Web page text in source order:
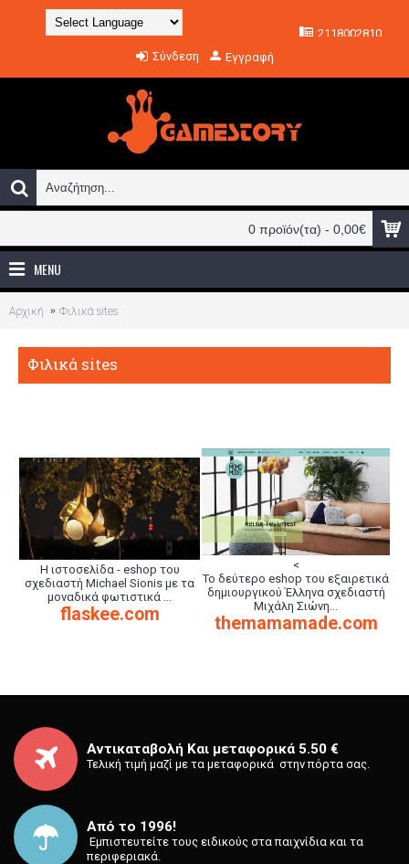
Translate
2118002810
Σύνδεση
Εγγραφή
0 προϊόν(τα) - 0,00€
MENU
Αρχική Φιλικά sites
Φιλικά sites
Η ιστοσελίδα - eshop του
σχεδιαστή Michael Sionis με τα
μοναδικά φωτιστικά ...
flaskee.com
<
Το δεύτερο eshop του εξαιρετικά
δημιουργικού Έλληνα σχεδιαστή
Μιχάλη Σιώνη...
themamamade.com
Αντικαταβολή Και μεταφορικά 5.50 €
Τελική τιμή μαζί με τα μεταφορικά στην πόρτα σας.
Από το 1996!
⁡ Εμπιστευτείτε τους ειδικούς στα παιχνίδια και τα
περιφεριακά.